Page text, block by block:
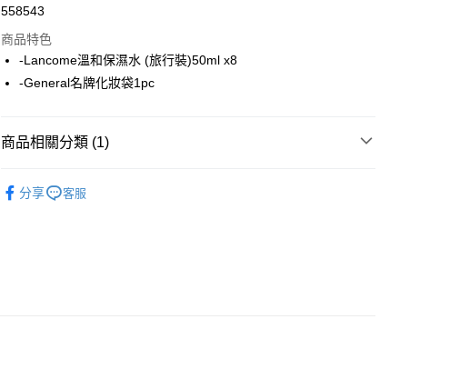
AlipayHK
WeChat Pay
送貨方式
滿 HK$250.00 或以上免運費
558543
商品特色
-Lancome溫和保濕水 (旅行裝)50ml x8
-General名牌化妝袋1pc
商品相關分類 (1)
分享
客服